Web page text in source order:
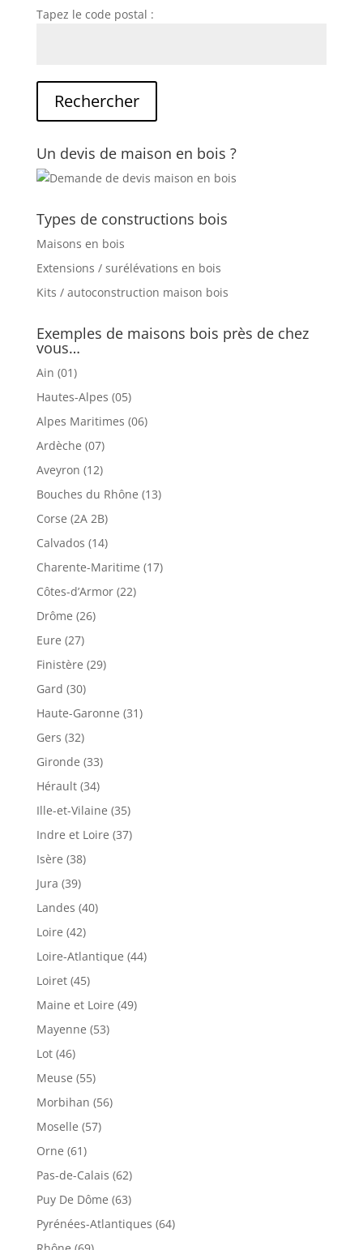
Tapez le code postal :
Un devis de maison en bois ?
Types de constructions bois
Maisons en bois
Extensions / surélévations en bois
Kits / autoconstruction maison bois
Exemples de maisons bois près de chez
vous…
Ain (01)
Hautes-Alpes (05)
Alpes Maritimes (06)
Ardèche (07)
Aveyron (12)
Bouches du Rhône (13)
Corse (2A 2B)
Calvados (14)
Charente-Maritime (17)
Côtes-d’Armor (22)
Drôme (26)
Eure (27)
Finistère (29)
Gard (30)
Haute-Garonne (31)
Gers (32)
Gironde (33)
Hérault (34)
Ille-et-Vilaine (35)
Indre et Loire (37)
Isère (38)
Jura (39)
Landes (40)
Loire (42)
Loire-Atlantique (44)
Loiret (45)
Maine et Loire (49)
Mayenne (53)
Lot (46)
Meuse (55)
Morbihan (56)
Moselle (57)
Orne (61)
Pas-de-Calais (62)
Puy De Dôme (63)
Pyrénées-Atlantiques (64)